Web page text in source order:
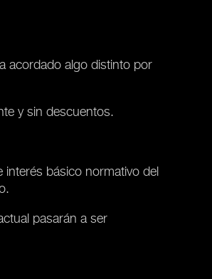
acordado algo distinto por
y sin descuentos.
básico normativo del
pasarán a ser